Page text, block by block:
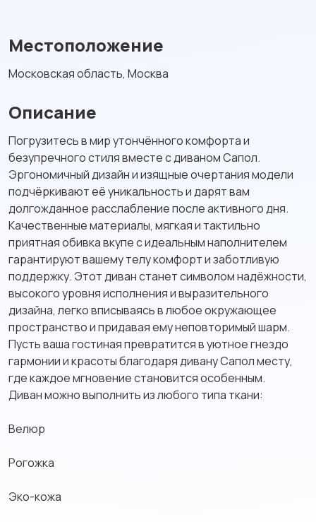
Местоположение
Московская область, Москва
Описание
Погрузитесь в мир утончённого комфорта и
безупречного стиля вместе с диваном Сапол.
Эргономичный дизайн и изящные очертания модели
подчёркивают её уникальность и дарят вам
долгожданное расслабление после активного дня.
Качественные материалы, мягкая и тактильно
приятная обивка вкупе с идеальным наполнителем
гарантируют вашему телу комфорт и заботливую
поддержку. Этот диван станет символом надёжности,
высокого уровня исполнения и выразительного
дизайна, легко вписываясь в любое окружающее
пространство и придавая ему неповторимый шарм.
Пусть ваша гостиная превратится в уютное гнездо
гармонии и красоты благодаря дивану Сапол месту,
где каждое мгновение становится особенным.
Диван можно выполнить из любого типа ткани:
Велюр
Рогожка
Эко-кожа